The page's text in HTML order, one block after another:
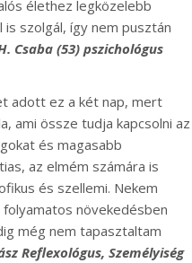
élethez legközelebb
is szolgál, így nem pusztán
Csaba (53) pszichológus
adott ez a két nap, mert
ami össze tudja kapcsolni az
és magasabb
az elmém számára is
és szellemi. Nekem
növekedésben
még nem tapasztaltam
Reflexológus, Személyiség